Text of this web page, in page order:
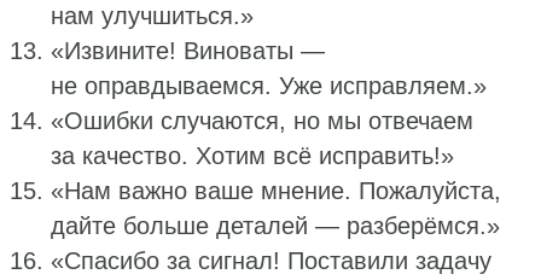
нам улучшиться.»
«Извините! Виноваты —
не оправдываемся. Уже исправляем.»
«Ошибки случаются, но мы отвечаем
за качество. Хотим всё исправить!»
«Нам важно ваше мнение. Пожалуйста,
дайте больше деталей — разберёмся.»
«Спасибо за сигнал! Поставили задачу